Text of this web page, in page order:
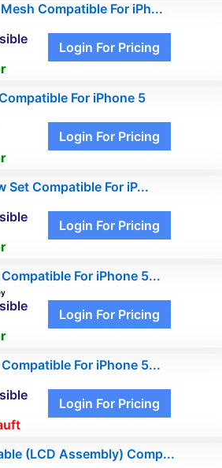
Compatible For iPh...
Login For Pricing
For iPhone 5
Login For Pricing
Set Compatible For iP...
Login For Pricing
For iPhone 5...
Login For Pricing
For iPhone 5...
Login For Pricing
(LCD Assembly) Comp...